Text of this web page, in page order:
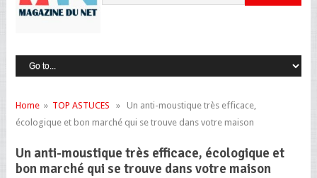
Home» TOP ASTUCES » Un anti-moustique très efficace,
écologique et bon marché qui se trouve dans votre maison
Un anti-moustique très efficace, écologique et
bon marché qui se trouve dans votre maison